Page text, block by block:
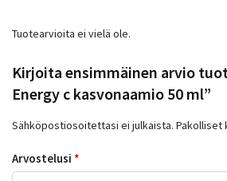
Tuotearvioita ei vielä ole.
Kirjoita ensimmäinen arvio
Energy c kasvonaamio 50 ml”
Sähköpostiosoitettasi ei julkaista. Pakolliset
Arvostelusi *